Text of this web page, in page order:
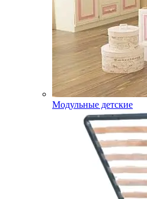
Модульные детские